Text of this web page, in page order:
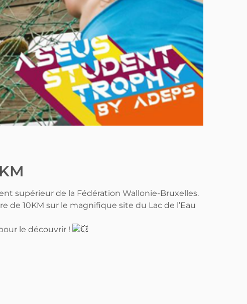
supérieur de la Fédération Wallonie-Bruxelles.
de 10KM sur le magnifique site du Lac de l’Eau
le découvrir !